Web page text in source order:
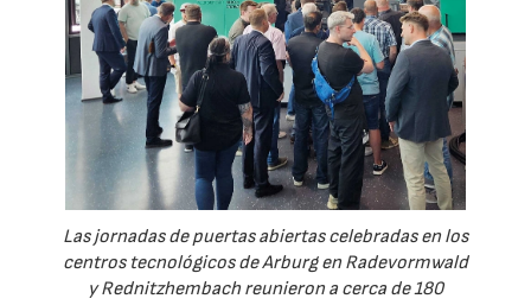
Las jornadas de puertas abiertas celebradas en los
centros tecnológicos de Arburg en Radevormwald
y Rednitzhembach reunieron a cerca de 180